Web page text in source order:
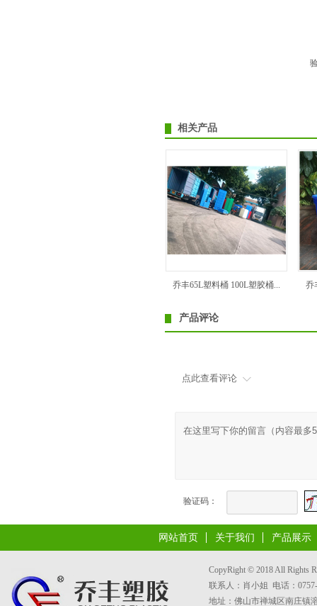
相关产品
乔丰65L塑料桶 100L塑胶桶... 乔
产品评论
点此查看评论
验证码：
网站首页 关于我们 产品展示
CopyRight © 2018 All Rights
联系人：肖小姐 电话：
地址：佛山市禅城区南庄镇